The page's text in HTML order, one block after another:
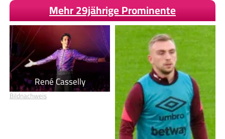
Mehr 29jährige Prominente
René Casselly
Bildnachweis